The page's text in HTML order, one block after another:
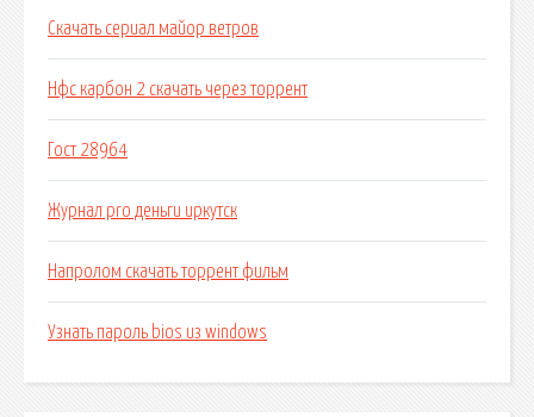
Скачать сериал майор ветров
Нфс карбон 2 скачать через торрент
Гост 28964
Журнал pro деньги иркутск
Напролом скачать торрент фильм
Узнать пароль bios из windows